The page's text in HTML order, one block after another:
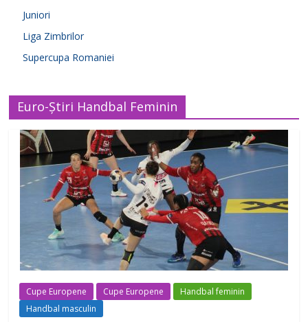
Juniori
Liga Zimbrilor
Supercupa Romaniei
Euro-Știri Handbal Feminin
Cupe Europene Cupe Europene
Handbal feminin
Handbal masculin